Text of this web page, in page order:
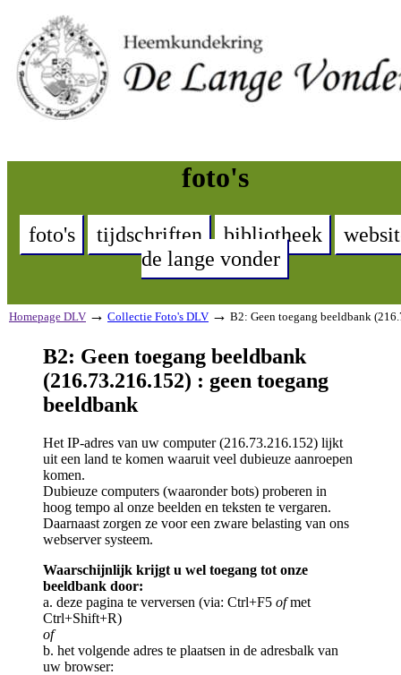
foto's
foto's tijdschriften bibliotheek
de lange vonder
Homepage DLV → Collectie Foto's DLV → B2: Geen toegang beeldbank
B2: Geen toegang beeldbank
(216.73.216.152) : geen toegang
beeldbank
Het IP-adres van uw computer (216.73.216.152) lijkt
uit een land te komen waaruit veel dubieuze aanroepen
komen.
Dubieuze computers (waaronder bots) proberen in
hoog tempo al onze beelden en teksten te vergaren.
Daarnaast zorgen ze voor een zware belasting van ons
webserver systeem.
Waarschijnlijk krijgt u wel toegang tot onze
beeldbank door:
a. deze pagina te verversen (via: Ctrl+F5 ofmet
Ctrl+Shift+R)
of
b. het volgende adres te plaatsen in de adresbalk van
uw browser: